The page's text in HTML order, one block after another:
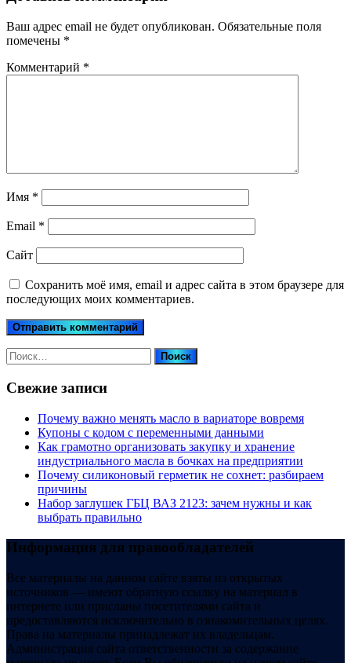
Ваш адрес email не будет опубликован. Обязательные поля
помечены *
Комментарий *
Имя *
Email *
Сайт
Сохранить моё имя, email и адрес сайта в этом браузере для
последующих моих комментариев.
Найти:
Свежие записи
Почему важно менять масло в вариаторе вовремя
Купоны c кодом с переменными данными
Как грамотно организовать закупку и хранение
индустриального масла в бочках на предприятии
Почему силиконовый герметик не сохнет: разбираем
причины
Набор заглушек ГБЦ ВАЗ 2123: зачем нужны и как
выбрать правильно
Информация для правообладателей
Все материалы на данном сайте взяты из открытых
источников — имеют обратную ссылку на материал в
интернете или присланы посетителями сайта и
предоставляются исключительно в ознакомительных целях.
Права на материалы принадлежат их владельцам.
Администрация сайта ответственности за содержание